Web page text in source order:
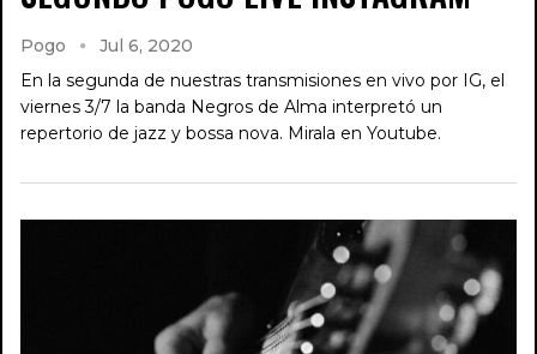
Pogo
Jul 6, 2020
En la segunda de nuestras transmisiones en vivo por IG, el
viernes 3/7 la banda Negros de Alma interpretó un
repertorio de jazz y bossa nova. Mirala en Youtube.